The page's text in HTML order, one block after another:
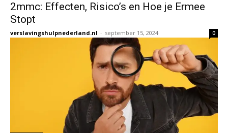
2mmc: Effecten, Risico’s en Hoe je Ermee
Stopt
verslavingshulpnederland.nl - september 15, 2024 0